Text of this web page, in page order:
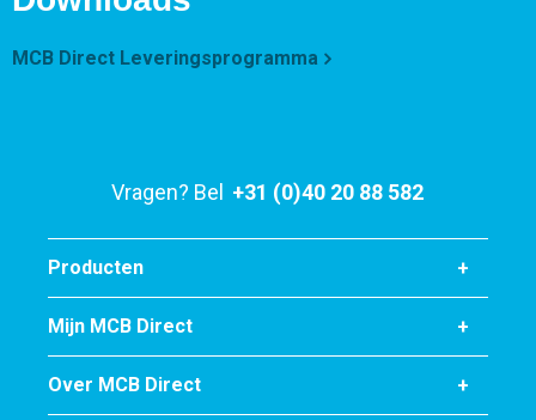
MCB Direct Leveringsprogramma
Vragen? Bel +31 (0)40 20 88 582
Producten
Mijn MCB Direct
Over MCB Direct